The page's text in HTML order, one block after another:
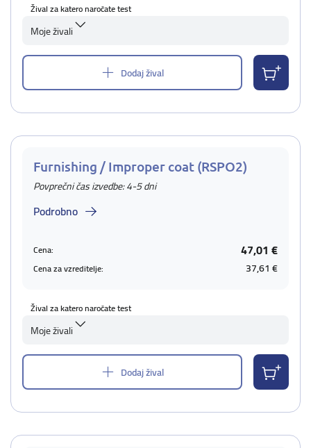
Žival za katero naročate test
Moje živali
Dodaj žival
Furnishing / Improper coat (RSPO2)
Povprečni čas izvedbe: 4-5 dni
Podrobno
Cena: 47,01 €
Cena za vzreditelje: 37,61 €
Žival za katero naročate test
Moje živali
Dodaj žival